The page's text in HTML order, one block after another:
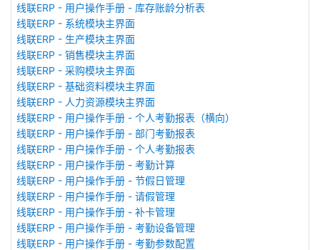
线联ERP - 用户操作手册 - 库存账龄分析表
线联ERP - 系统模块主界面
线联ERP - 生产模块主界面
线联ERP - 销售模块主界面
线联ERP - 采购模块主界面
线联ERP - 基础资料模块主界面
线联ERP - 人力资源模块主界面
线联ERP - 用户操作手册 - 个人考勤报表（横向）
线联ERP - 用户操作手册 - 部门考勤报表
线联ERP - 用户操作手册 - 个人考勤报表
线联ERP - 用户操作手册 - 考勤计算
线联ERP - 用户操作手册 - 节假日管理
线联ERP - 用户操作手册 - 请假管理
线联ERP - 用户操作手册 - 补卡管理
线联ERP - 用户操作手册 - 考勤设备管理
线联ERP - 用户操作手册 - 考勤参数配置